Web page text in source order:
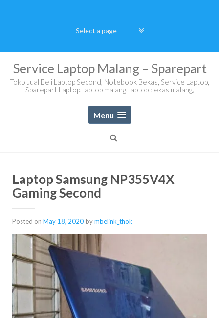
Service Laptop Malang – Sparepart
Toko Jual Beli Laptop Second, Notebook Bekas, Service Laptop,
Sparepart Laptop, laptop malang, laptop bekas malang,
Menu
Laptop Samsung NP355V4X
Gaming Second
Posted on May 18, 2020 bymbelink_thok